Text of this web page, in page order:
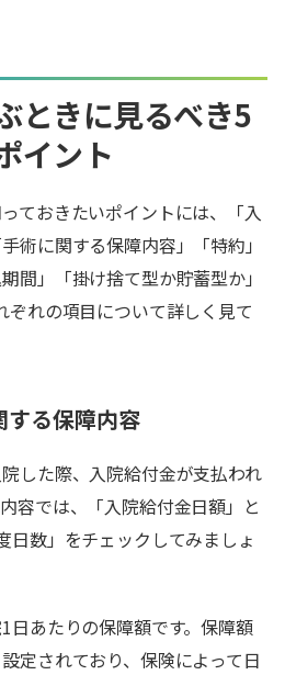
ときに見るべき5
イント
ておきたいポイントには、「入
術に関する保障内容」「特約」
間」「掛け捨て型か貯蓄型か」
ぞれの項目について詳しく見て
る保障内容
した際、入院給付金が支払われ
容では、「入院給付金日額」と
日数」をチェックしてみましょ
日あたりの保障額です。保障額
定されており、保険によって日